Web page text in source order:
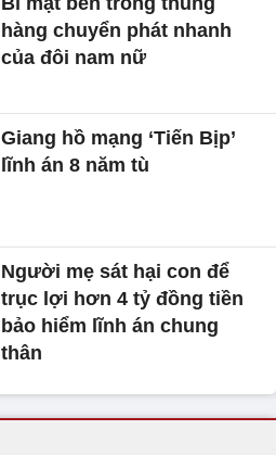
hàng chuyển phát nhanh
của đôi nam nữ
Giang hồ mạng ‘Tiến Bịp’
lĩnh án 8 năm tù
Người mẹ sát hại con để
trục lợi hơn 4 tỷ đồng tiền
bảo hiểm lĩnh án chung
thân